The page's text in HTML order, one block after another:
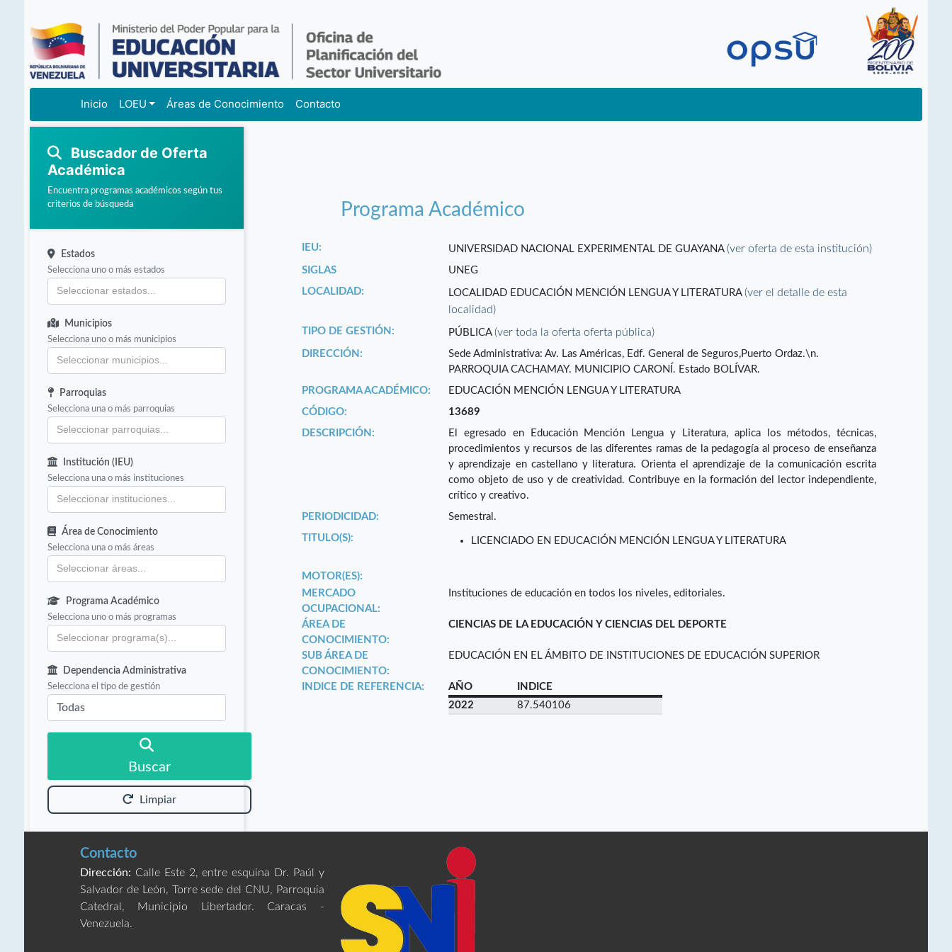
Inicio LOEU Áreas de Conocimiento Contacto
Buscador de Oferta
Académica
Encuentra programas académicos según tus
criterios de búsqueda
Estados
Selecciona uno o más estados
Municipios
Selecciona uno o más municipios
Parroquias
Selecciona una o más parroquias
Institución (IEU)
Selecciona una o más instituciones
Área de Conocimiento
Selecciona una o más áreas
Programa Académico
Selecciona uno o más programas
Dependencia Administrativa
Selecciona el tipo de gestión
Buscar
Limpiar
Programa Académico
IEU: UNIVERSIDAD NACIONAL EXPERIMENTAL DE GUAYANA(ver oferta de esta institución)
SIGLAS
UNEG
LOCALIDAD:
LOCALIDAD EDUCACIÓN MENCIÓN LENGUA Y LITERATURA(ver el detalle de esta
localidad)
TIPO DE GESTIÓN: PÚBLICA(ver toda la oferta oferta pública)
DIRECCIÓN:
Sede Administrativa: Av. Las Américas, Edf. General de Seguros,Puerto Ordaz.\n.
PARROQUIA CACHAMAY. MUNICIPIO CARONÍ. Estado BOLÍVAR.
PROGRAMA ACADÉMICO:
EDUCACIÓN MENCIÓN LENGUA Y LITERATURA
CÓDIGO:
13689
DESCRIPCIÓN:
El egresado en Educación Mención Lengua y Literatura, aplica los métodos, técnicas,
procedimientos y recursos de las diferentes ramas de la pedagogía al proceso de enseñanza
y aprendizaje en castellano y literatura. Orienta el aprendizaje de la comunicación escrita
como objeto de uso y de creatividad. Contribuye en la formación del lector independiente,
crítico y creativo.
PERIODICIDAD:
Semestral.
TITULO(S):
LICENCIADO EN EDUCACIÓN MENCIÓN LENGUA Y LITERATURA
MOTOR(ES):
MERCADO
OCUPACIONAL:
Instituciones de educación en todos los niveles, editoriales.
ÁREA DE
CONOCIMIENTO:
CIENCIAS DE LA EDUCACIÓN Y CIENCIAS DEL DEPORTE
SUB ÁREA DE
CONOCIMIENTO:
EDUCACIÓN EN EL ÁMBITO DE INSTITUCIONES DE EDUCACIÓN SUPERIOR
INDICE DE REFERENCIA: AÑO
INDICE
2022
87.540106
Contacto
Dirección: Calle Este 2, entre esquina Dr. Paúl y
Salvador de León, Torre sede del CNU, Parroquia
Catedral, Municipio Libertador. Caracas -
Venezuela.